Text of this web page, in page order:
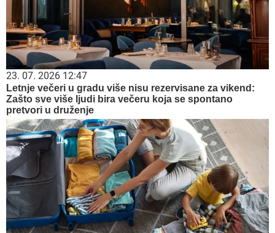
23. 07. 2026 12:47
Letnje večeri u gradu više nisu rezervisane za vikend:
Zašto sve više ljudi bira večeru koja se spontano
pretvori u druženje